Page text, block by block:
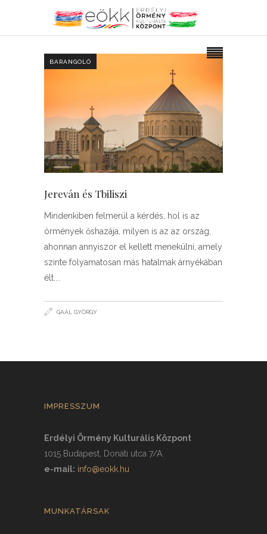
BARANGOLÓ
Jereván és Tbiliszi
Mindenkiben felmerül a kérdés, hol is az
örmények őshazája, milyen is az az ország,
ahonnan annyiszor el kellett menekülni, amely
szinte folyamatosan más hatalmak árnyékában
élt.
GAÁL GYÖRGY
IMPRESSZUM
Erdélyi Örmény Kulturális Központ
1015 Budapest, Donáti utca 7/A.
e-mail: info@eokk.hu
MUNKATÁRSAK